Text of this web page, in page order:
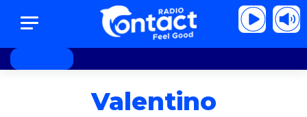
Adam Levine - Locked away
Valentino